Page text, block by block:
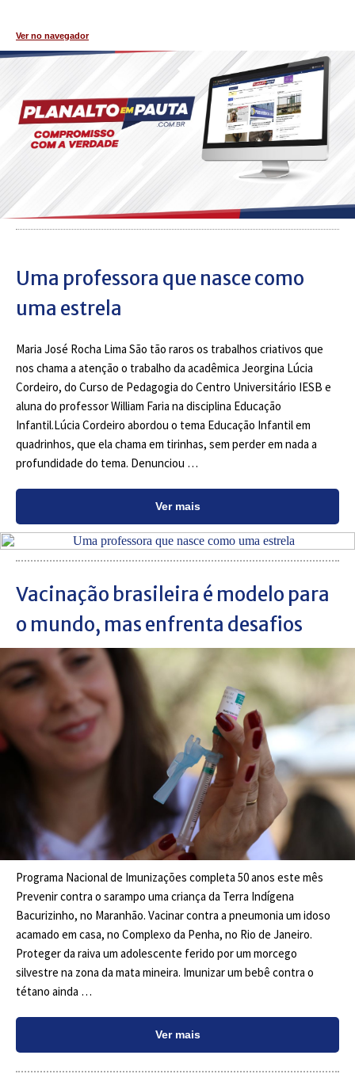
Ver no navegador
Uma professora que nasce como
uma estrela
Maria José Rocha Lima São tão raros os trabalhos criativos que
nos chama a atenção o trabalho da acadêmica Jeorgina Lúcia
Cordeiro, do Curso de Pedagogia do Centro Universitário IESB e
aluna do professor William Faria na disciplina Educação
Infantil.Lúcia Cordeiro abordou o tema Educação Infantil em
quadrinhos, que ela chama em tirinhas, sem perder em nada a
profundidade do tema. Denunciou …
Ver mais
Vacinação brasileira é modelo para
o mundo, mas enfrenta desafios
Programa Nacional de Imunizações completa 50 anos este mês
Prevenir contra o sarampo uma criança da Terra Indígena
Bacurizinho, no Maranhão. Vacinar contra a pneumonia um idoso
acamado em casa, no Complexo da Penha, no Rio de Janeiro.
Proteger da raiva um adolescente ferido por um morcego
silvestre na zona da mata mineira. Imunizar um bebê contra o
tétano ainda …
Ver mais